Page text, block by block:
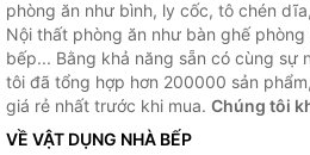
phòng ăn như bình, ly cốc, tô chén
Nội thất phòng ăn như bàn ghế
bếp... Bằng khả năng sẵn có cùng sự
tôi đã tổng hợp hơn 200000 sản
giá rẻ nhất trước khi mua. Chúng tôi
VỀ VẬT DỤNG NHÀ BẾP